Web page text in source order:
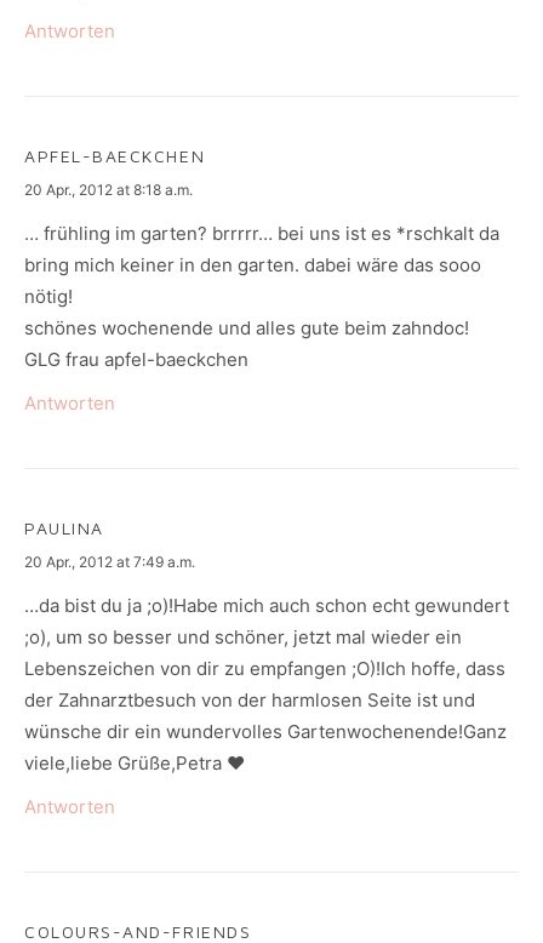
Antworten
APFEL-BAECKCHEN
says:
20 Apr., 2012 at 8:18 a.m.
… frühling im garten? brrrrr… bei uns ist es *rschkalt da
bring mich keiner in den garten. dabei wäre das sooo
nötig!
schönes wochenende und alles gute beim zahndoc!
GLG frau apfel-baeckchen
Antworten
PAULINA
says:
20 Apr., 2012 at 7:49 a.m.
…da bist du ja ;o)!Habe mich auch schon echt gewundert
;o), um so besser und schöner, jetzt mal wieder ein
Lebenszeichen von dir zu empfangen ;O)!Ich hoffe, dass
der Zahnarztbesuch von der harmlosen Seite ist und
wünsche dir ein wundervolles Gartenwochenende!Ganz
viele,liebe Grüße,Petra ♥
Antworten
COLOURS-AND-FRIENDS